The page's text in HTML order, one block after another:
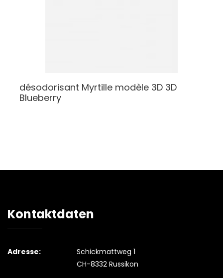
désodorisant Myrtille modèle 3D 3D
Blueberry
Kontaktdaten
Adresse:
Schickmattweg 1
CH-8332 Russikon